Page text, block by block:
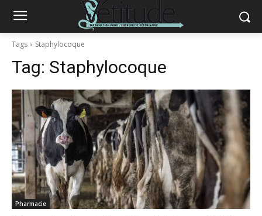
Tags Staphylocoque
Tag: Staphylocoque
Pharmacie